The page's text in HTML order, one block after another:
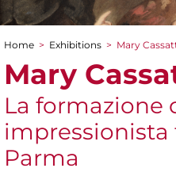
You are here
Home > Exhibitions > Mary
Mary
La formazione
impressionista
Parma